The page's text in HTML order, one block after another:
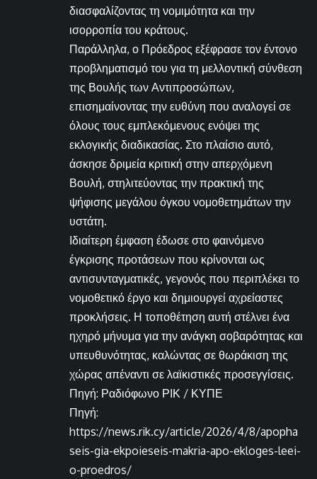
διασφαλίζοντας τη νομιμότητα και την
ισορροπία του κράτους.
Παράλληλα, ο Πρόεδρος εξέφρασε τον έντονο
προβληματισμό του για τη μελλοντική σύνθεση
της Βουλής των Αντιπροσώπων,
επισημαίνοντας την ευθύνη που αναλογεί σε
όλους τους εμπλεκόμενους ενόψει της
εκλογικής διαδικασίας. Στο πλαίσιο αυτό,
άσκησε δριμεία κριτική στην απερχόμενη
Βουλή, στηλιτεύοντας την πρακτική της
ψήφισης μεγάλου όγκου νομοθετημάτων την
υστάτη.
Ιδιαίτερη έμφαση έδωσε στο φαινόμενο
έγκρισης προτάσεων που κρίνονται ως
αντισυνταγματικές, γεγονός που περιπλέκει το
νομοθετικό έργο και δημιουργεί αχρείαστες
προκλήσεις. Η τοποθέτηση αυτή στέλνει ένα
ηχηρό μήνυμα για την ανάγκη σοβαρότητας και
υπευθυνότητας, καλώντας σε θωράκιση της
χώρας απέναντι σε λαϊκιστικές προσεγγίσεις.
Πηγή: Ραδιόφωνο ΡΙΚ / ΚΥΠΕ
Πηγή:
https://news.rik.cy/article/2026/4/8/apopha
seis-gia-ekpoieseis-makria-apo-ekloges-leei-
o-proedros/